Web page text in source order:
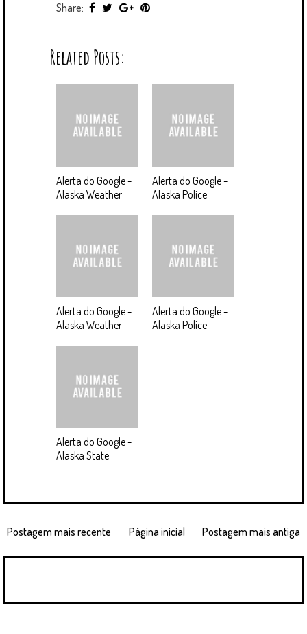
Share:
Related Posts:
Alerta do Google -
Alaska Weather
Alerta do Google -
Alaska Police
Alerta do Google -
Alaska Weather
Alerta do Google -
Alaska Police
Alerta do Google -
Alaska State
Postagem mais recente Postagem mais antiga
Página inicial